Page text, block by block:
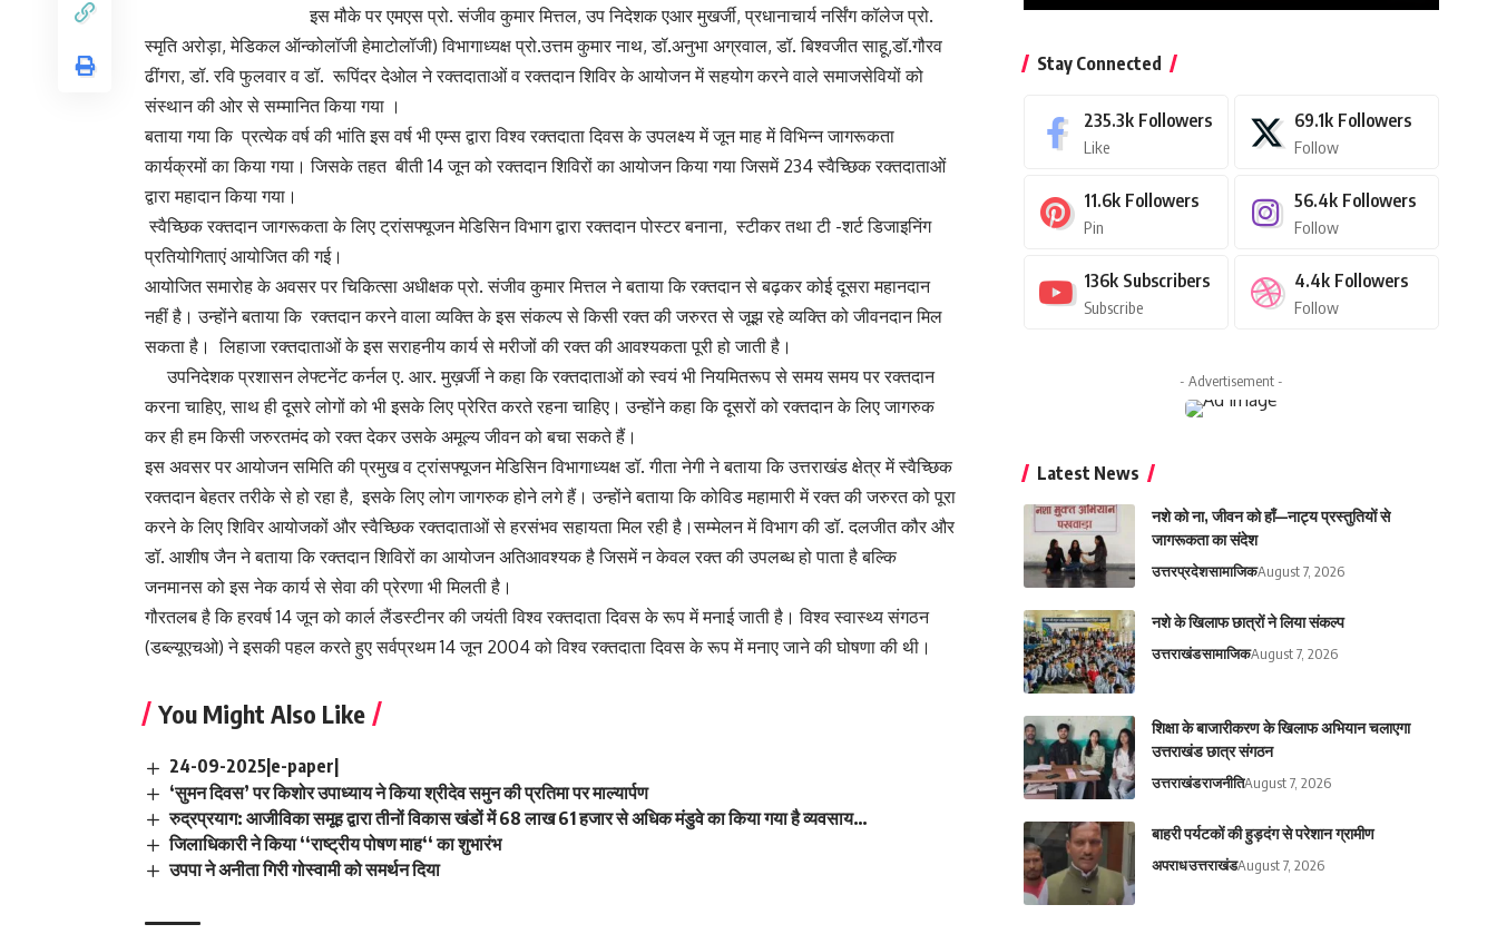
इस मौके पर एमएस प्रो. संजीव कुमार मित्तल, उप निदेशक एआर मुखर्जी, प्रधानाचार्य नर्सिंग कॉलेज प्रो.
स्मृति अरोड़ा, मेडिकल ऑन्कोलॉजी हेमाटोलॉजी) विभागाध्यक्ष प्रो.उत्तम कुमार नाथ, डॉ.अनुभा अग्रवाल, डॉ. बिश्वजीत साहू,डॉ.गौरव
ढींगरा, डॉ. रवि फुलवार व डॉ. रूपिंदर देओल ने रक्तदाताओं व रक्तदान शिविर के आयोजन में सहयोग करने वाले समाजसेवियों को
संस्थान की ओर से सम्मानित किया गया ।
बताया गया कि प्रत्येक वर्ष की भांति इस वर्ष भी एम्स द्वारा विश्व रक्तदाता दिवस के उपलक्ष्य में जून माह में विभिन्न जागरूकता
कार्यक्रमों का किया गया। जिसके तहत बीती 14 जून को रक्तदान शिविरों का आयोजन किया गया जिसमें 234 स्वैच्छिक रक्तदाताओं
द्वारा महादान किया गया।
स्वैच्छिक रक्तदान जागरूकता के लिए ट्रांसफ्यूजन मेडिसिन विभाग द्वारा रक्तदान पोस्टर बनाना, स्टीकर तथा टी -शर्ट डिजाइनिंग
प्रतियोगिताएं आयोजित की गई।
आयोजित समारोह के अवसर पर चिकित्सा अधीक्षक प्रो. संजीव कुमार मित्तल ने बताया कि रक्तदान से बढ़कर कोई दूसरा महानदान
नहीं है। उन्होंने बताया कि रक्तदान करने वाला व्यक्ति के इस संकल्प से किसी रक्त की जरुरत से जूझ रहे व्यक्ति को जीवनदान मिल
सकता है। लिहाजा रक्तदाताओं के इस सराहनीय कार्य से मरीजों की रक्त की आवश्यकता पूरी हो जाती है।
उपनिदेशक प्रशासन लेफ्टनेंट कर्नल ए. आर. मुख़र्जी ने कहा कि रक्तदाताओं को स्वयं भी नियमितरूप से समय समय पर रक्तदान
करना चाहिए, साथ ही दूसरे लोगों को भी इसके लिए प्रेरित करते रहना चाहिए। उन्होंने कहा कि दूसरों को रक्तदान के लिए जागरुक
कर ही हम किसी जरुरतमंद को रक्त देकर उसके अमूल्य जीवन को बचा सकते हैं।
इस अवसर पर आयोजन समिति की प्रमुख व ट्रांसफ्यूजन मेडिसिन विभागाध्यक्ष डॉ. गीता नेगी ने बताया कि उत्तराखंड क्षेत्र में स्वैच्छिक
रक्तदान बेहतर तरीके से हो रहा है, इसके लिए लोग जागरुक होने लगे हैं। उन्होंने बताया कि कोविड महामारी में रक्त की जरुरत को पूरा
करने के लिए शिविर आयोजकों और स्वैच्छिक रक्तदाताओं से हरसंभव सहायता मिल रही है।सम्मेलन में विभाग की डॉ. दलजीत कौर और
डॉ. आशीष जैन ने बताया कि रक्तदान शिविरों का आयोजन अतिआवश्यक है जिसमें न केवल रक्त की उपलब्ध हो पाता है बल्कि
जनमानस को इस नेक कार्य से सेवा की प्रेरणा भी मिलती है।
गौरतलब है कि हरवर्ष 14 जून को कार्ल लैंडस्टीनर की जयंती विश्व रक्तदाता दिवस के रूप में मनाई जाती है। विश्व स्वास्थ्य संगठन
(डब्ल्यूएचओ) ने इसकी पहल करते हुए सर्वप्रथम 14 जून 2004 को विश्व रक्तदाता दिवस के रूप में मनाए जाने की घोषणा की थी।
You Might Also Like
24-09-2025|e-paper|
‘सुमन दिवस’ पर किशोर उपाध्याय ने किया श्रीदेव समुन की प्रतिमा पर माल्यार्पण
रुद्रप्रयाग: आजीविका समूह द्वारा तीनों विकास खंडों में 68 लाख 61 हजार से अधिक मंडुवे का किया गया है व्यवसाय…
जिलाधिकारी ने किया ‘‘राष्ट्रीय पोषण माह‘‘ का शुभारंभ
उपपा ने अनीता गिरी गोस्वामी को समर्थन दिया
Stay Connected
235.3k Followers
Like
69.1k Followers
Follow
11.6k Followers
Pin
56.4k Followers
Follow
136k Subscribers
Subscribe
4.4k Followers
Follow
- Advertisement -
Latest News
नशे को ना, जीवन को हाँ—नाट्य प्रस्तुतियों से
जागरूकता का संदेश
उत्तरप्रदेशसामाजिकAugust 7, 2026
नशे के खिलाफ छात्रों ने लिया संकल्प
उत्तराखंडसामाजिकAugust 7, 2026
शिक्षा के बाजारीकरण के खिलाफ अभियान चलाएगा
उत्तराखंड छात्र संगठन
उत्तराखंडराजनीतिAugust 7, 2026
बाहरी पर्यटकों की हुड़दंग से परेशान ग्रामीण
अपराधउत्तराखंडAugust 7, 2026